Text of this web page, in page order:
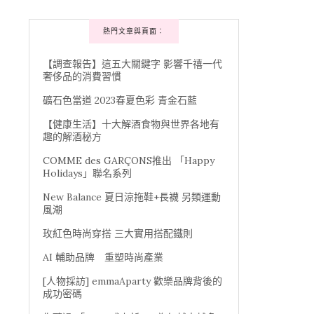
熱門文章與頁面︰
【調查報告】這五大關鍵字 影響千禧一代
奢侈品的消費習慣
礦石色當道 2023春夏色彩 青金石藍
【健康生活】十大解酒食物與世界各地有
趣的解酒秘方
COMME des GARÇONS推出 「Happy
Holidays」聯名系列
New Balance 夏日涼拖鞋+長襪 另類運動
風潮
玫紅色時尚穿搭 三大實用搭配鐵則
AI 輔助品牌 重塑時尚產業
[人物採訪] emmaAparty 歡樂品牌背後的
成功密碼